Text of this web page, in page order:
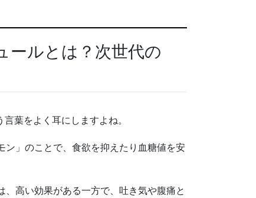
ールとは？次世代の
葉をよく耳にしますよね。
ン」のことで、食欲を抑えたり血糖値を安
高い効果がある一方で、吐き気や腹痛と